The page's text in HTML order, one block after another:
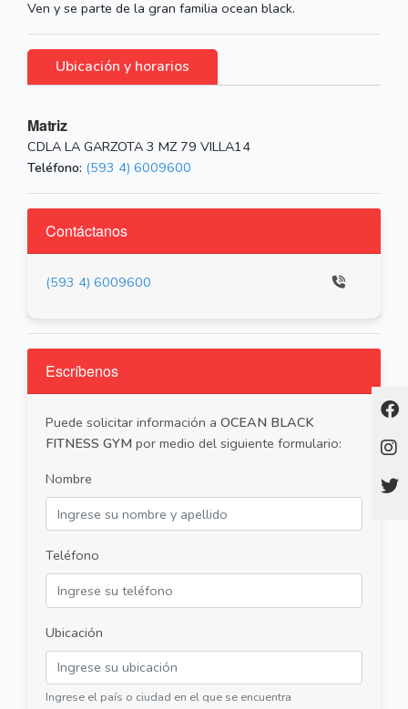
Ven y se parte de la gran familia ocean black.
Ubicación y horarios
Matriz
CDLA LA GARZOTA 3 MZ 79 VILLA14
Teléfono: (593 4) 6009600
Contáctanos
(593 4) 6009600
Escríbenos
Puede solicitar información a OCEAN BLACK
FITNESS GYM por medio del siguiente formulario:
Nombre
Teléfono
Ubicación
Ingrese el país o ciudad en el que se encuentra